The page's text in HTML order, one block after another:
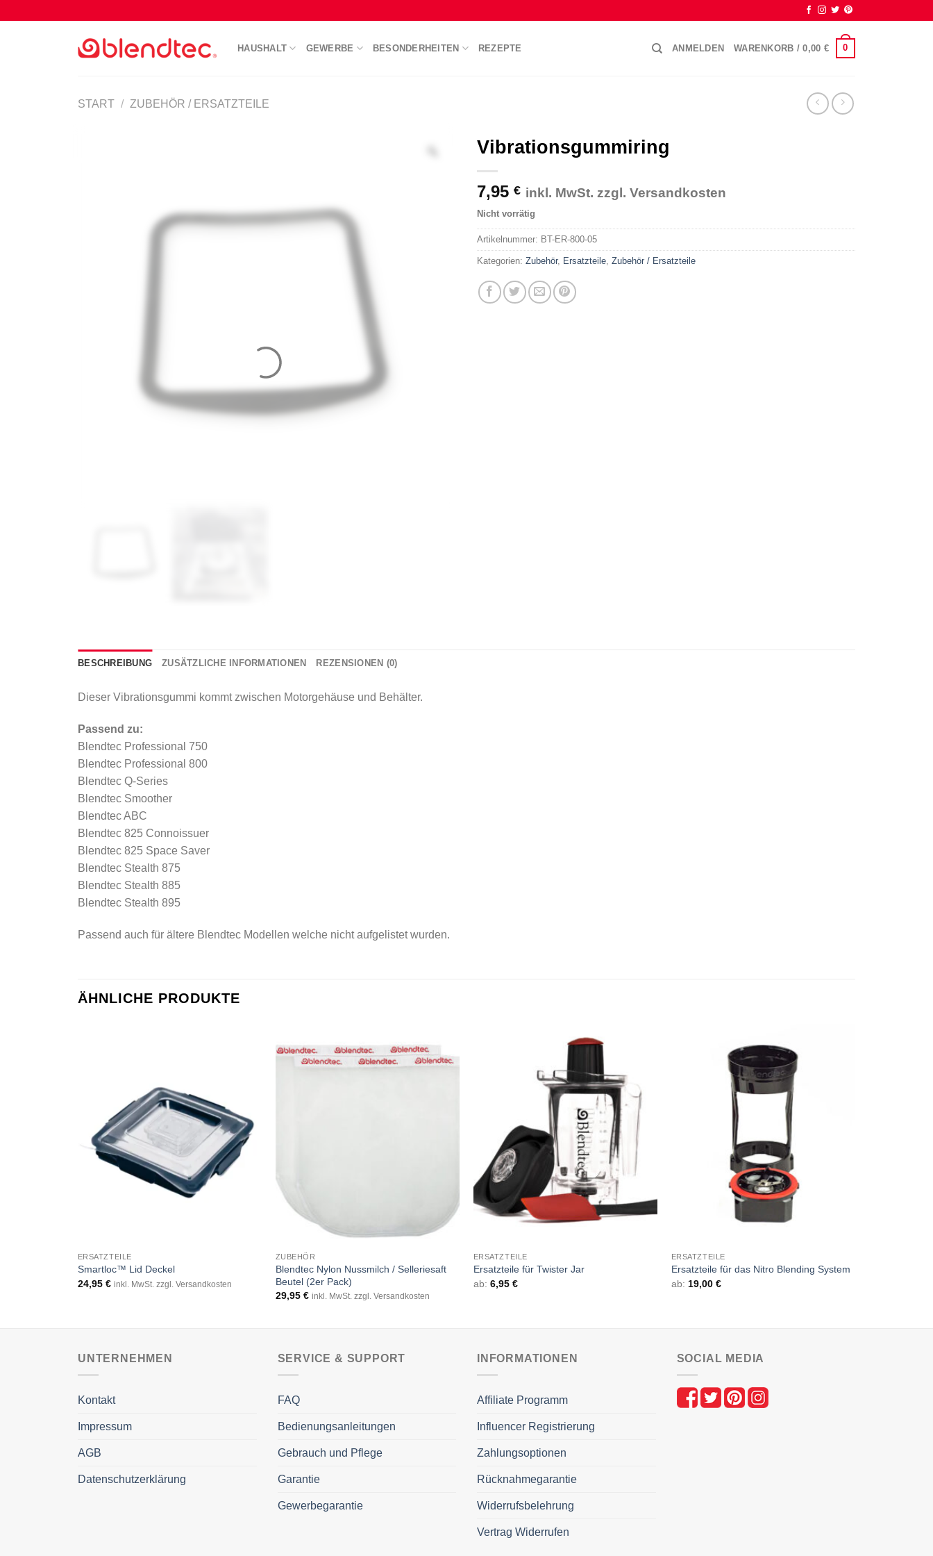
HAUSHALT GEWERBE BESONDERHEITEN REZEPTE ANMELDEN WARENKORB /0,00 € 0
START / ZUBEHÖR / ERSATZTEILE
Vibrationsgummiring
7,95 € inkl. MwSt. zzgl. Versandkosten
Nicht vorrätig
Artikelnummer: BT-ER-800-05
Kategorien: Zubehör, Ersatzteile Zubehör / Ersatzteile
BESCHREIBUNG ZUSÄTZLICHE INFORMATIONEN REZENSIONEN (0)
Dieser Vibrationsgummi kommt zwischen Motorgehäuse und Behälter.
Passend zu:
Blendtec Professional 750
Blendtec Professional 800
Blendtec Q-Series
Blendtec Smoother
Blendtec ABC
Blendtec 825 Connoissuer
Blendtec 825 Space Saver
Blendtec Stealth 875
Blendtec Stealth 885
Blendtec Stealth 895
Passend auch für ältere Blendtec Modellen welche nicht aufgelistet wurden.
ÄHNLICHE PRODUKTE
ERSATZTEILE
Smartloc™ Lid Deckel
24,95 € inkl. MwSt. zzgl. Versandkosten
ZUBEHÖR
Blendtec Nylon Nussmilch / Selleriesaft
Beutel (2er Pack)
29,95 € inkl. MwSt. zzgl. Versandkosten
ERSATZTEILE
Ersatzteile für Twister Jar
ab: 6,95 €
ERSATZTEILE
Ersatzteile für das Nitro Blending System
ab: 19,00 €
UNTERNEHMEN
Kontakt
Impressum
AGB
Datenschutzerklärung
SERVICE & SUPPORT
FAQ
Bedienungsanleitungen
Gebrauch und Pflege
Garantie
Gewerbegarantie
INFORMATIONEN
Affiliate Programm
Influencer Registrierung
Zahlungsoptionen
Rücknahmegarantie
Widerrufsbelehrung
Vertrag Widerrufen
SOCIAL MEDIA